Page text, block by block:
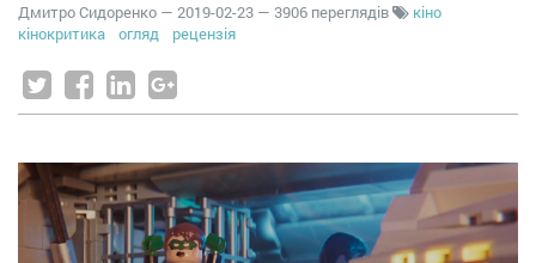
Дмитро Сидоренко — 2019-02-23 — 3906 переглядів
кіно
кінокритика
огляд рецензія